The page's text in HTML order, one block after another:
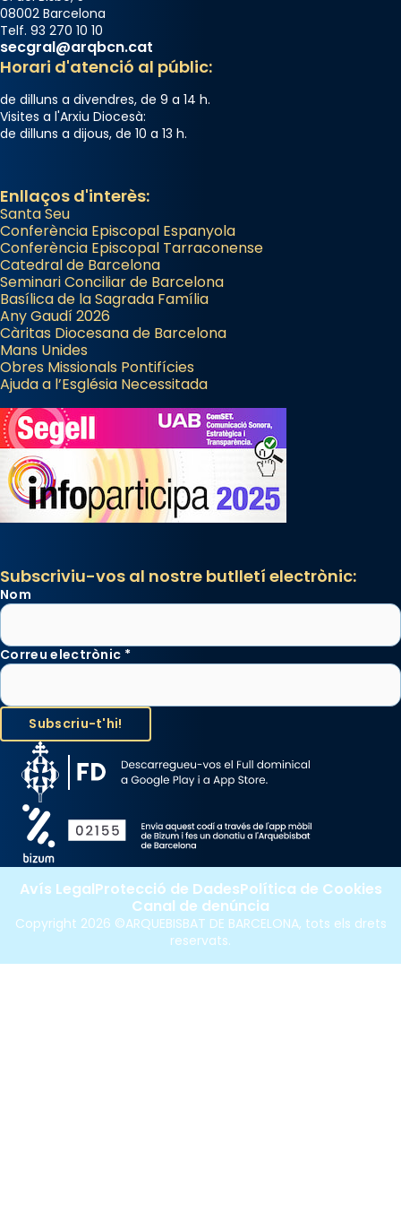
08002 Barcelona
Telf. 93 270 10 10
secgral@arqbcn.cat
Horari d'atenció al públic:
de dilluns a divendres, de 9 a 14 h.
Visites a l'Arxiu Diocesà:
de dilluns a dijous, de 10 a 13 h.
Enllaços d'interès:
Santa Seu
Conferència Episcopal Espanyola
Conferència Episcopal Tarraconense
Catedral de Barcelona
Seminari Conciliar de Barcelona
Basílica de la Sagrada Família
Any Gaudí 2026
Càritas Diocesana de Barcelona
Mans Unides
Obres Missionals Pontifícies
Ajuda a l’Església Necessitada
Subscriviu-vos al nostre butlletí electrònic:
Nom
Correu electrònic *
Copyright 2026 ©ARQUEBISBAT DE BARCELONA, tots els drets
reservats.
Avís LegalProtecció de DadesPolítica de Cookies
Canal de denúncia